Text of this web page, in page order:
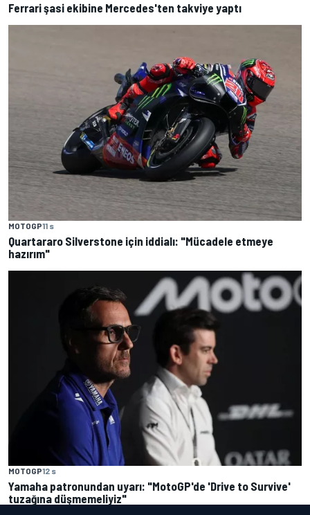
Ferrari şasi ekibine Mercedes'ten takviye yaptı
MOTOGP11 s
Quartararo Silverstone için iddialı: "Mücadele etmeye
hazırım"
MOTOGP12 s
Yamaha patronundan uyarı: "MotoGP'de 'Drive to Survive'
tuzağına düşmemeliyiz"